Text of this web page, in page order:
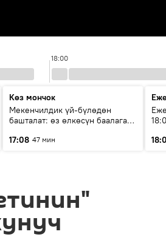
18:00
Көз мончок
Мекенчилдик үй-бүлөдөн
башталат: өз өлкөсүн баалаган
керек?
17:08 47 мин